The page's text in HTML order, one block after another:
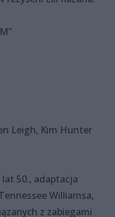
Leigh, Kim Hunter
50., adaptacja
Williamsa,
z zabiegami